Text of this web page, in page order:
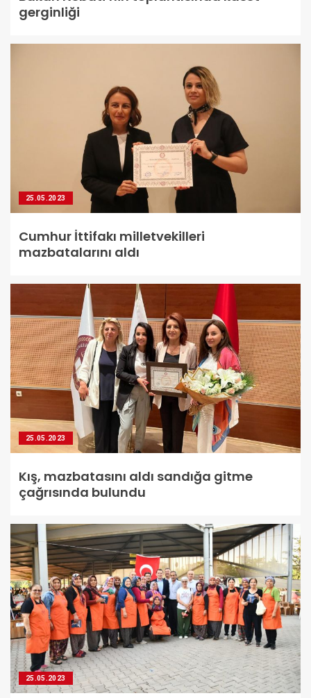
gerginliği
25.05.2023
Cumhur İttifakı milletvekilleri
mazbatalarını aldı
25.05.2023
Kış, mazbatasını aldı sandığa gitme
çağrısında bulundu
25.05.2023